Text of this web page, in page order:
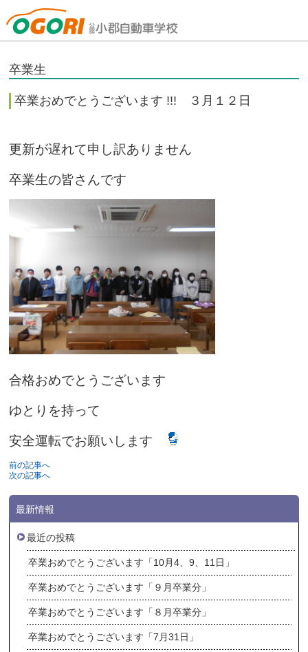
山口県小郡自動車学校
卒業生
卒業おめでとうございます !!! ３月１２日
更新が遅れて申し訳ありません
卒業生の皆さんです
合格おめでとうございます
ゆとりを持って
安全運転でお願いします
前の記事へ
次の記事へ
最新情報
最近の投稿
卒業おめでとうございます「10月4、9、11日」
卒業おめでとうございます「９月卒業分」
卒業おめでとうございます「８月卒業分」
卒業おめでとうございます「7月31日」